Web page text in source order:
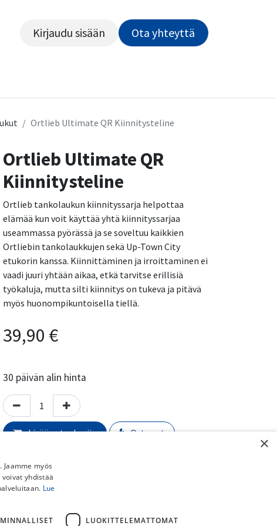
Kirjaudu sisään Ota yhteyttä​​​​​​
Ortlieb Ultimate QR Kiinnitysteline
Ortlieb Ultimate QR
Kiinnitysteline
Ortlieb tankolaukun kiinnityssarja helpottaa
elämää kun voit käyttää yhtä kiinnityssarjaa
useammassa pyörässä ja se soveltuu kaikkien
Ortliebin tankolaukkujen sekä Up-Town City
etukorin kanssa. Kiinnittäminen ja irroittaminen ei
vaadi juuri yhtään aikaa, etkä tarvitse erillisiä
työkaluja, mutta silti kiinnitys on tukeva ja pitävä
myös huonompikuntoisella tiellä.
39,90 €
30 päivän alin hinta
Lisää ostoskoriin Osta nyt
Normaali toimitusaika:
Toimituskulut:
×
myös
yhdistää
Lue
LUOKITTELEMATTOMAT